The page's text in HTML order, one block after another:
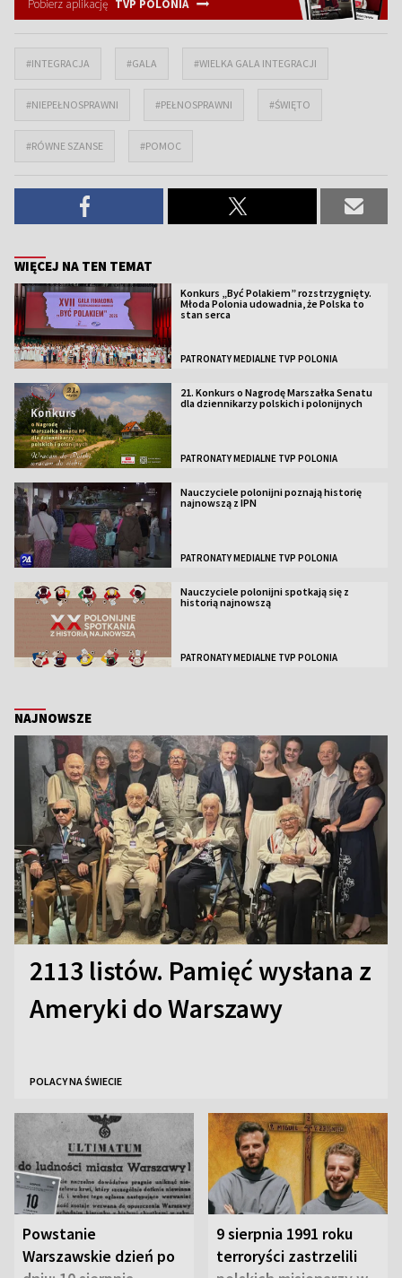
Pobierz aplikację TVP POLONIA
#INTEGRACJA #GALA #WIELKA GALA INTEGRACJI
#NIEPEŁNOSPRAWNI #PEŁNOSPRAWNI #ŚWIĘTO
#RÓWNE SZANSE #POMOC
WIĘCEJ NA TEN TEMAT
Konkurs „Być Polakiem” rozstrzygnięty.
Młoda Polonia udowadnia, że Polska to
stan serca
PATRONATY MEDIALNE TVP POLONIA
21. Konkurs o Nagrodę Marszałka Senatu
dla dziennikarzy polskich i polonijnych
PATRONATY MEDIALNE TVP POLONIA
Nauczyciele polonijni poznają historię
najnowszą z IPN
PATRONATY MEDIALNE TVP POLONIA
Nauczyciele polonijni spotkają się z
historią najnowszą
PATRONATY MEDIALNE TVP POLONIA
NAJNOWSZE
2113 listów. Pamięć wysłana z
Ameryki do Warszawy
POLACY NA ŚWIECIE
Powstanie
Warszawskie dzień po
9 sierpnia 1991 roku
terroryści zastrzelili